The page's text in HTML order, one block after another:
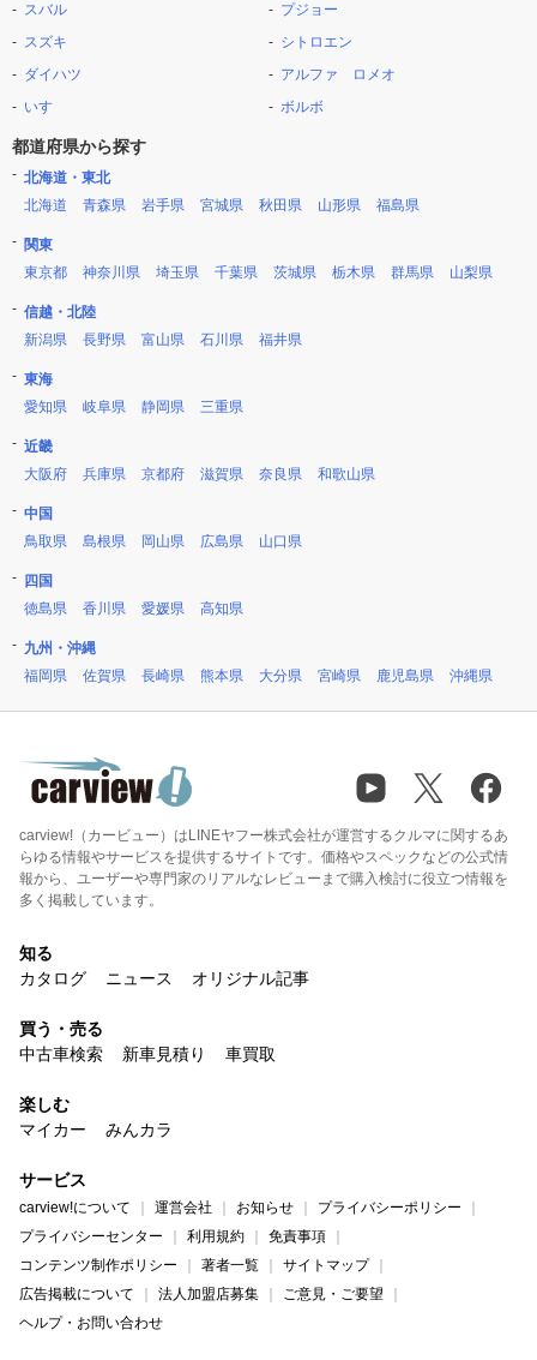
スバル
スズキ
ダイハツ
いすゞ
プジョー
シトロエン
アルファ ロメオ
ボルボ
都道府県から探す
北海道・東北
北海道
青森県 岩手県 宮城県 秋田県 山形県 福島県
関東
東京都
神奈川県 埼玉県 千葉県 茨城県 栃木県 群馬県 山梨県
信越・北陸
新潟県
長野県 富山県 石川県 福井県
東海
愛知県
岐阜県 静岡県 三重県
近畿
大阪府
兵庫県 京都府 滋賀県 奈良県 和歌山県
中国
鳥取県
島根県 岡山県 広島県 山口県
四国
徳島県
香川県 愛媛県 高知県
九州・沖縄
福岡県
佐賀県 長崎県 熊本県 大分県 宮崎県 鹿児島県 沖縄県
carview!（カービュー）はLINEヤフー株式会社が運営するクルマに関するあ
らゆる情報やサービスを提供するサイトです。価格やスペックなどの公式情
報から、ユーザーや専門家のリアルなレビューまで購入検討に役立つ情報を
多く掲載しています。
知る
カタログ
ニュース オリジナル記事
買う・売る
中古車検索
新車見積り 車買取
楽しむ
マイカー
みんカラ
サービス
carview!について 運営会社 お知らせ
プライバシーポリシー
プライバシーセンター
利用規約
免責事項
コンテンツ制作ポリシー
著者一覧
サイトマップ
広告掲載について
法人加盟店募集
ご意見・ご要望
ヘルプ・お問い合わせ